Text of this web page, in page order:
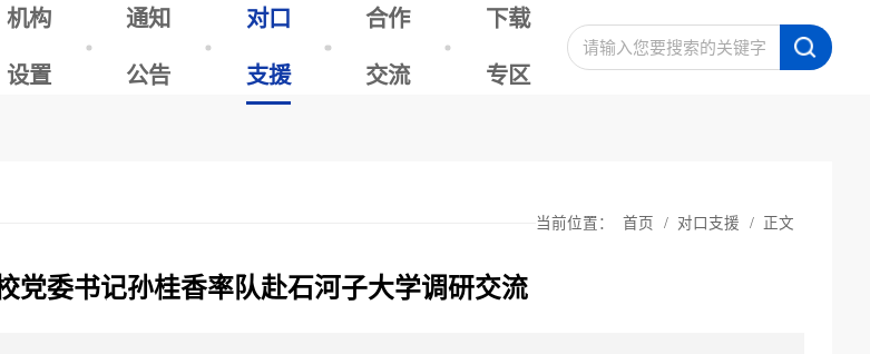
机构
设置
通知
公告
对口
支援
合作
交流
下载
专区
当前位置： 首页 / 对口支援 / 正文
党委书记孙桂香率队赴石河子大学调研交流